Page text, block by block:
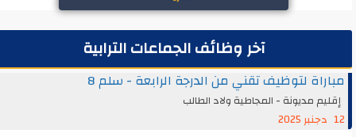
آخر وظائف الجماعات الترابية
مباراة لتوظيف تقني من الدرجة الرابعة - سلم 8
إقليم مديونة - المجاطية ولاد الطالب
12 دجنبر 2025